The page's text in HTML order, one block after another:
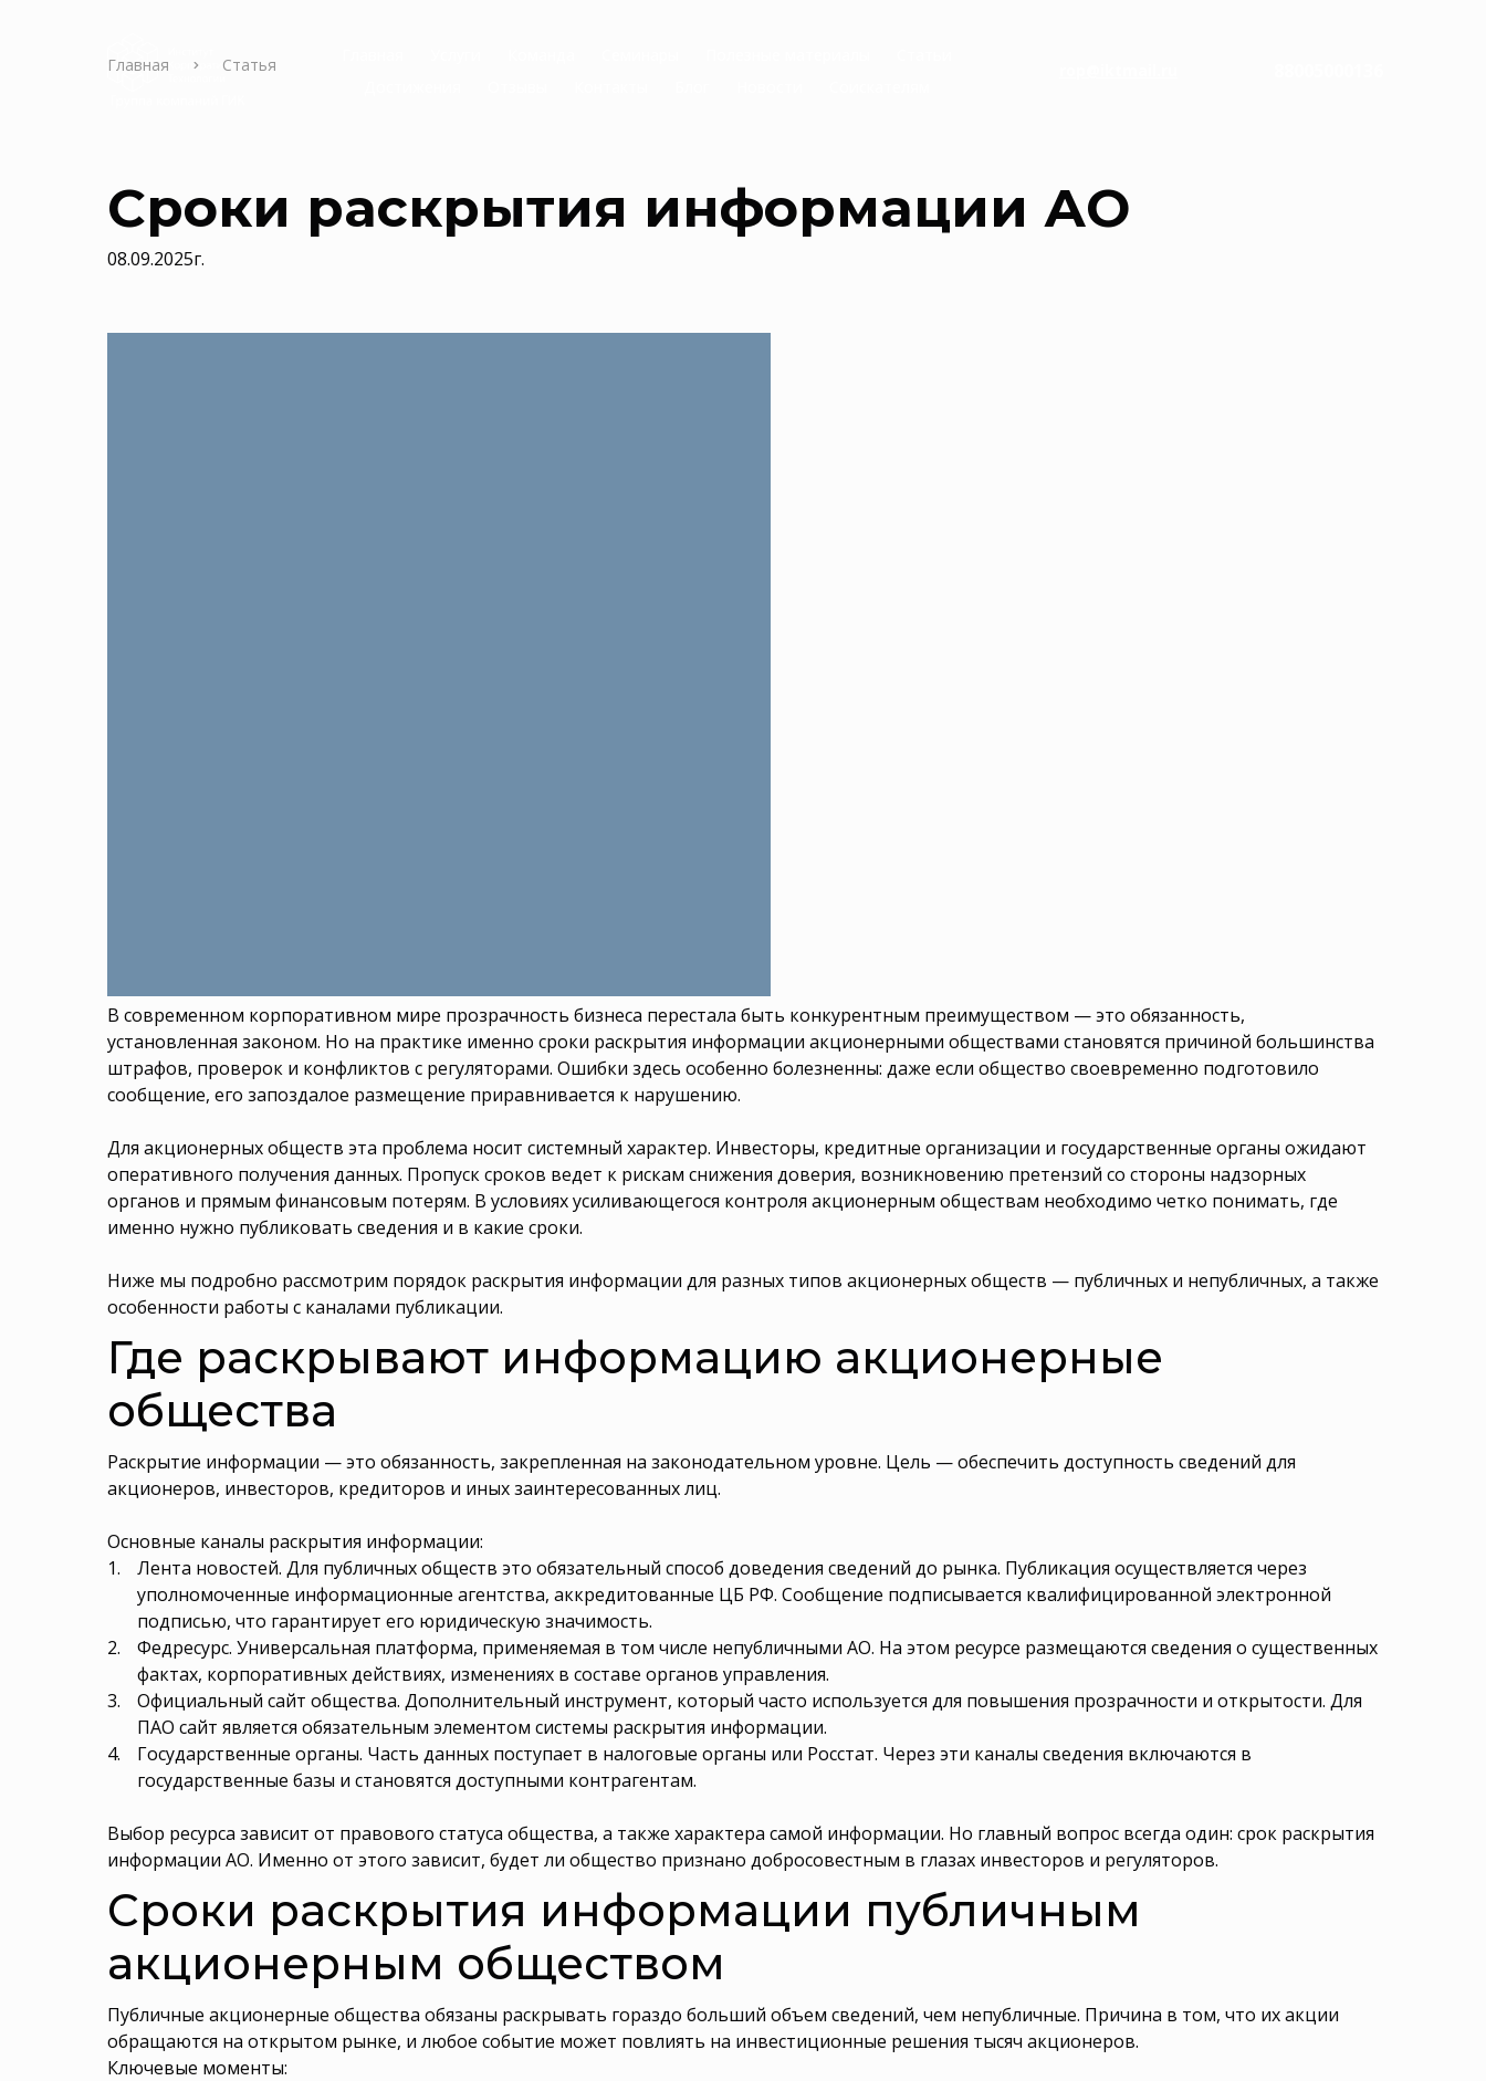
Сроки раскрытия информации АО
08.09.2025г.
В современном корпоративном мире прозрачность бизнеса перестала быть конкурентным преимуществом — это обязанность,
установленная законом. Но на практике именно сроки раскрытия информации акционерными обществами становятся причиной большинства
штрафов, проверок и конфликтов с регуляторами. Ошибки здесь особенно болезненны: даже если общество своевременно подготовило
сообщение, его запоздалое размещение приравнивается к нарушению.
Для акционерных обществ эта проблема носит системный характер. Инвесторы, кредитные организации и государственные органы ожидают
оперативного получения данных. Пропуск сроков ведет к рискам снижения доверия, возникновению претензий со стороны надзорных
органов и прямым финансовым потерям. В условиях усиливающегося контроля акционерным обществам необходимо четко понимать, где
именно нужно публиковать сведения и в какие сроки.
Ниже мы подробно рассмотрим порядок раскрытия информации для разных типов акционерных обществ — публичных и непубличных, а также
особенности работы с каналами публикации.
Где раскрывают информацию акционерные
общества
Раскрытие информации — это обязанность, закрепленная на законодательном уровне. Цель — обеспечить доступность сведений для
акционеров, инвесторов, кредиторов и иных заинтересованных лиц.
Основные каналы раскрытия информации:
Лента новостей. Для публичных обществ это обязательный способ доведения сведений до рынка. Публикация осуществляется через
уполномоченные информационные агентства, аккредитованные ЦБ РФ. Сообщение подписывается квалифицированной электронной
подписью, что гарантирует его юридическую значимость.
Федресурс. Универсальная платформа, применяемая в том числе непубличными АО. На этом ресурсе размещаются сведения о существенных
фактах, корпоративных действиях, изменениях в составе органов управления.
Официальный сайт общества. Дополнительный инструмент, который часто используется для повышения прозрачности и открытости. Для
ПАО сайт является обязательным элементом системы раскрытия информации.
Государственные органы. Часть данных поступает в налоговые органы или Росстат. Через эти каналы сведения включаются в
государственные базы и становятся доступными контрагентам.
Выбор ресурса зависит от правового статуса общества, а также характера самой информации. Но главный вопрос всегда один: срок раскрытия
информации АО. Именно от этого зависит, будет ли общество признано добросовестным в глазах инвесторов и регуляторов.
Сроки раскрытия информации публичным
акционерным обществом
Публичные акционерные общества обязаны раскрывать гораздо больший объем сведений, чем непубличные. Причина в том, что их акции
обращаются на открытом рынке, и любое событие может повлиять на инвестиционные решения тысяч акционеров.
Ключевые моменты:
Главная Статья